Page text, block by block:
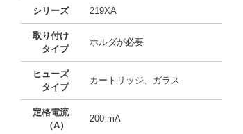
シリーズ 219XA
取り付け
タイプ
ホルダが必要
ヒューズ
タイプ
カートリッジ、ガラス
定格電流
（A）
200 mA